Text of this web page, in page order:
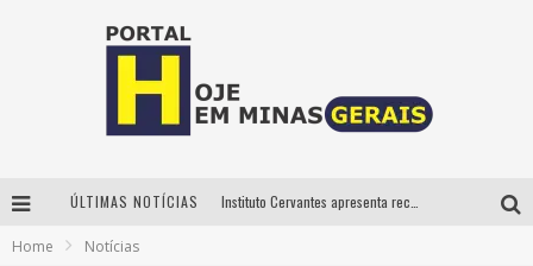
ÚLTIMAS NOTÍCIAS
Home Notícias